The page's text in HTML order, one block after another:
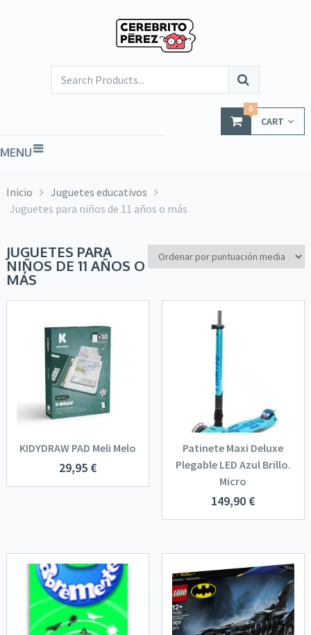
CART
0
MENU
Inicio
Juguetes educativos
Juguetes para niños de 11 años o más
JUGUETES PARA
NIÑOS DE 11 AÑOS O
MÁS
KIDYDRAW PAD Meli Melo
29,95 €
Patinete Maxi Deluxe
Plegable LED Azul Brillo.
Micro
149,90 €